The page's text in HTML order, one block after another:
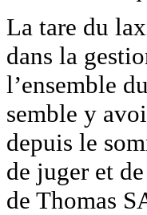
La tare du
dans la
l’ensemble
semble y
depuis le
de juger et
de Thomas